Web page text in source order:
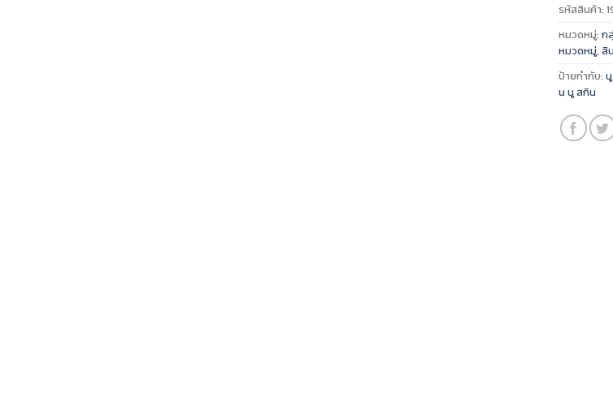
รหัสสินค้า:
หมวดหมู่: ก
หมวดหมู่, สิ
ป้ายกำกับ:
น นู สกิน